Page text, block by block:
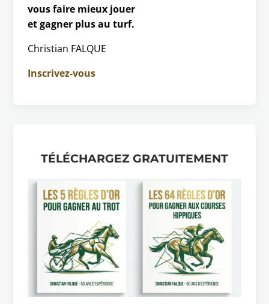
vous faire mieux jouer
et gagner plus au turf.
Christian FALQUE
Inscrivez-vous
TÉLÉCHARGEZ GRATUITEMENT